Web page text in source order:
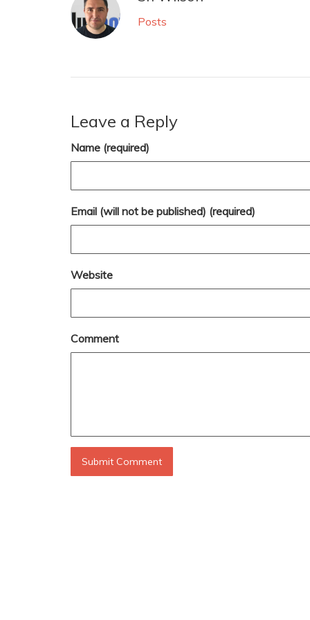
Posts
Leave a Reply
Name (required)
Email (will not be published) (required)
Website
Comment